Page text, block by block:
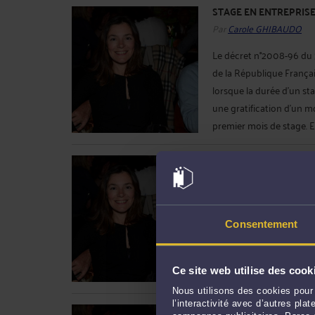
Consentement
Ce site web utilise des
Nous utilisons des cookies
l’interactivité avec d’autres
STAGE EN
Par Carole GHIBAUDO
Le décret n°2008-96
de la République
lorsque la durée d'un
une gratification d'un
premier mois de stage.
Le décret n°2008-107
Judiciaire vient d'être
établit un rapport sur le
EXPERTISE ET